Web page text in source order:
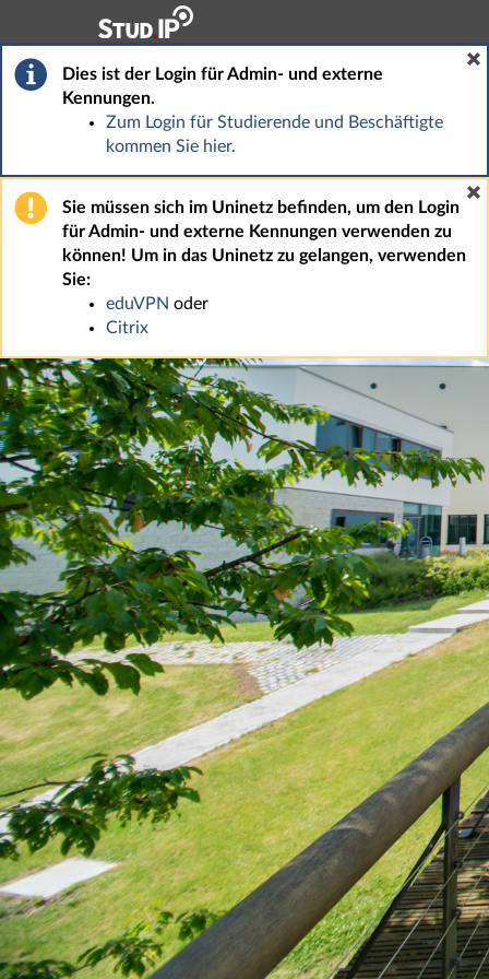
Hauptnavigation
Fußzeile
Dies ist der Login für Admin- und externe
Kennungen.
Zum Login für Studierende und Beschäftigte
kommen Sie hier.
Sie müssen sich im Uninetz befinden, um den Login
für Admin- und externe Kennungen verwenden zu
können! Um in das Uninetz zu gelangen, verwenden
Sie:
eduVPN oder
Citrix